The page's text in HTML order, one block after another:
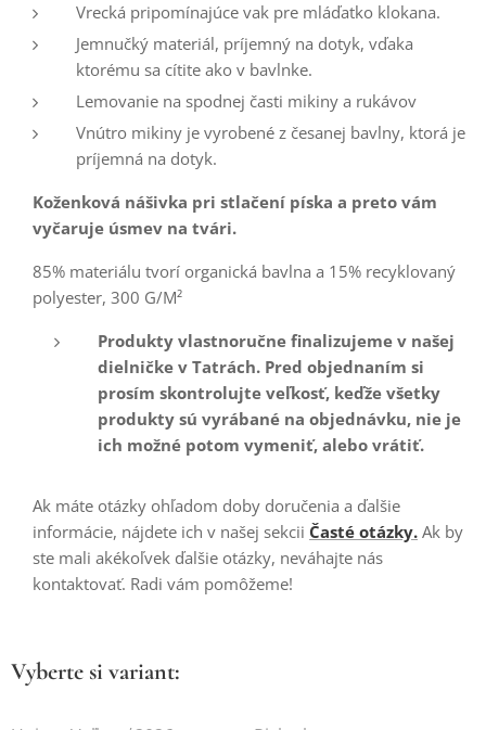
Vrecká pripomínajúce vak pre mláďatko klokana.
Jemnučký materiál, príjemný na dotyk, vďaka
ktorému sa cítite ako v bavlnke.
Lemovanie na spodnej časti mikiny a rukávov
Vnútro mikiny je vyrobené z česanej bavlny, ktorá je
príjemná na dotyk.
Koženková nášivka pri stlačení píska a preto vám
vyčaruje úsmev na tvári.
85% materiálu tvorí organická bavlna a 15% recyklovaný
polyester, 300 G/M²
Produkty vlastnoručne finalizujeme v našej
dielničke v Tatrách. Pred objednaním si
prosím skontrolujte veľkosť, keďže všetky
produkty sú vyrábané na objednávku, nie je
ich možné potom vymeniť, alebo vrátiť.
Ak máte otázky ohľadom doby doručenia a ďalšie
informácie, nájdete ich v našej sekcii Časté otázky. Ak by
ste mali akékoľvek ďalšie otázky, neváhajte nás
kontaktovať. Radi vám pomôžeme!
Vyberte si variant: